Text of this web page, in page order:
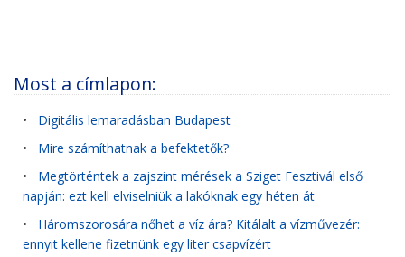
Most a címlapon:
• Digitális lemaradásban Budapest
• Mire számíthatnak a befektetők?
• Megtörténtek a zajszint mérések a Sziget Fesztivál első
napján: ezt kell elviselniük a lakóknak egy héten át
• Háromszorosára nőhet a víz ára? Kitálalt a vízművezér:
ennyit kellene fizetnünk egy liter csapvízért